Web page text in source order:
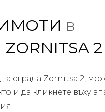
в
ZORNITSA 2
сграда Zornitsa 2,
и да кликнете въху